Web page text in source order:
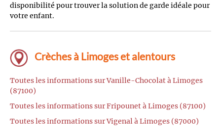
disponibilité pour trouver la solution de garde idéale pour
votre enfant.
Crèches à Limoges et alentours
Toutes les informations sur Vanille-Chocolat à Limoges
(87100)
Toutes les informations sur Fripounet à Limoges (87100)
Toutes les informations sur Vigenal à Limoges (87000)